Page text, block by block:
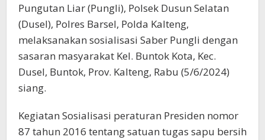
Pungutan Liar (Pungli), Polsek Dusun Selatan
(Dusel), Polres Barsel, Polda Kalteng,
melaksanakan sosialisasi Saber Pungli dengan
sasaran masyarakat Kel. Buntok Kota, Kec.
Dusel, Buntok, Prov. Kalteng, Rabu (5/6/2024)
siang.
Kegiatan Sosialisasi peraturan Presiden nomor
87 tahun 2016 tentang satuan tugas sapu bersih